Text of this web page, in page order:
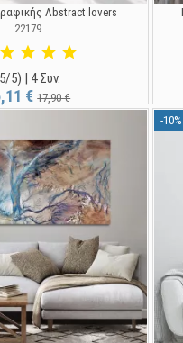
Abstract lovers
22179
5) | 4 Συν.
€17,90 €
-10%